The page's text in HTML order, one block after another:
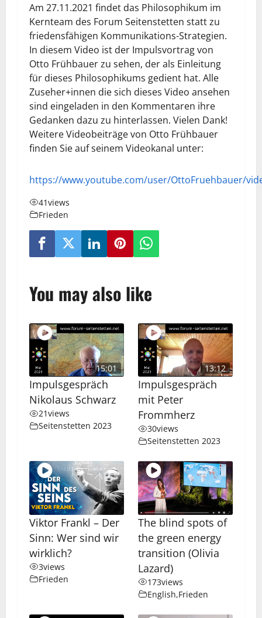
Am 27.11.2021 findet das Philosophikum im
Kernteam des Forum Seitenstetten statt zu
friedensfähigen Kommunikations-Strategien.
In diesem Video ist der Impulsvortrag von
Otto Frühbauer zu sehen, der als Einleitung
für dieses Philosophikums gedient hat. Alle
Zuseher+innen die sich dieses Video ansehen
sind eingeladen in den Kommentaren ihre
Gedanken dazu zu hinterlassen. Vielen Dank!
Weitere Videobeiträge von Otto Frühbauer
finden Sie auf seinem Videokanal unter:
https://www.youtube.com/user/OttoFruehbauer/
41views
Frieden
You may also like
15:01
Impulsgespräch
Nikolaus Schwarz
21views
Seitenstetten 2023
13:12
Impulsgespräch
mit Peter
Frommherz
30views
Seitenstetten 2023
Viktor Frankl – Der
Sinn: Wer sind wir
wirklich?
3views
Frieden
The blind spots of
the green energy
transition (Olivia
Lazard)
173views
English,Frieden